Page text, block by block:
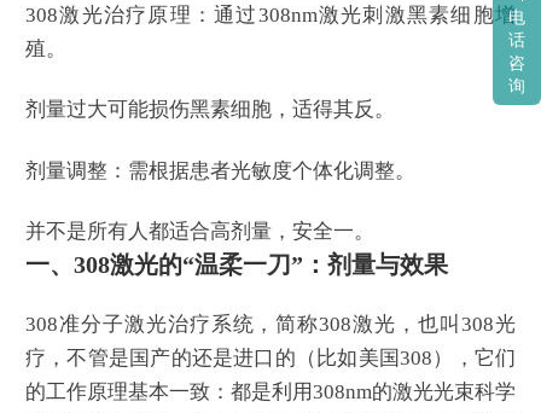
308激光治疗原理：通过308nm激光刺激黑素细胞增
殖。
剂量过大可能损伤黑素细胞，适得其反。
剂量调整：需根据患者光敏度个体化调整。
并不是所有人都适合高剂量，安全一。
一、308激光的“温柔一刀”：剂量与效果
308准分子激光治疗系统，简称308激光，也叫308光
疗，不管是国产的还是进口的（比如美国308），它们
的工作原理基本一致：都是利用308nm的激光光束科学
电
话
咨
询